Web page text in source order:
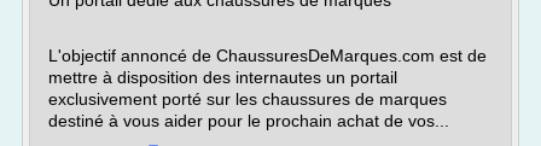
L'objectif annoncé de ChaussuresDeMarques.com est de
mettre à disposition des internautes un portail
exclusivement porté sur les chaussures de marques
destiné à vous aider pour le prochain achat de vos...